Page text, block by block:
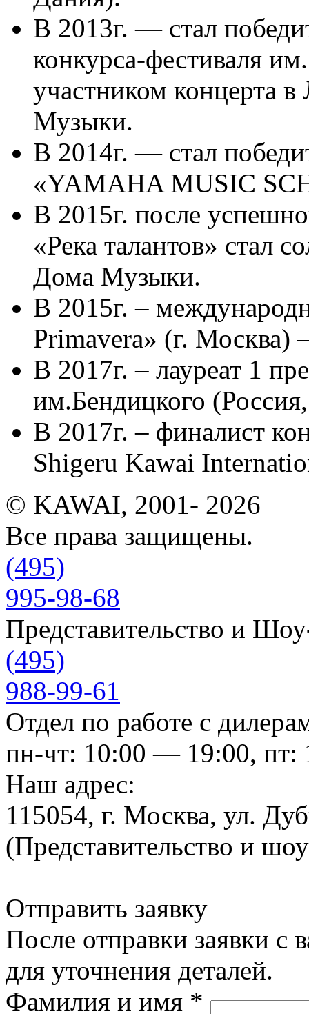
В 2013г. — стал
конкурса-фестиваля
участником концерта
Музыки.
В 2014г. — стал
«YAMAHA MUSIC
В 2015г. после
«Река талантов» стал
Дома Музыки.
В 2015г. –
Primavera» (г. Москва)
В 2017г. – лауреат 1
им.Бендицкого
В 2017г. – финалист
Shigeru Kawai
© KAWAI, 2001- 2026
Все права защищены.
(495)
995-98-68
Представительство и
(495)
988-99-61
Отдел по работе с
пн-чт: 10:00 — 19:00, пт:
Наш адрес:
115054, г. Москва, ул.
(Представительство и
Отправить заявку
После отправки заявки с
для уточнения деталей.
Фамилия и имя *